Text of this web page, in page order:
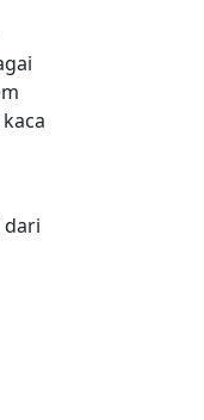
dari